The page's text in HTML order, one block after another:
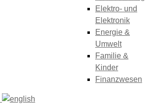
Elektro- und
Elektronik
Energie &
Umwelt
Familie &
Kinder
Finanzwesen